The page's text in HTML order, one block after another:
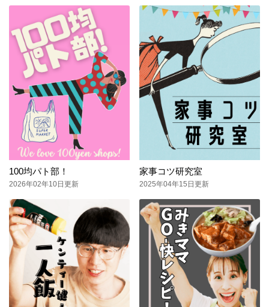
100均パト部！
2026年02年10日更新
家事コツ研究室
2025年04年15日更新